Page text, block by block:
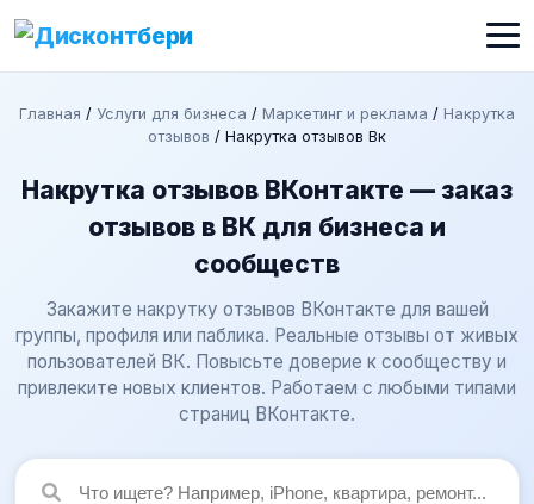
Главная / Услуги для бизнеса / Маркетинг и реклама / Накрутка
отзывов / Накрутка отзывов Вк
Накрутка отзывов ВКонтакте — заказ
отзывов в ВК для бизнеса и
сообществ
Закажите накрутку отзывов ВКонтакте для вашей
группы, профиля или паблика. Реальные отзывы от живых
пользователей ВК. Повысьте доверие к сообществу и
привлеките новых клиентов. Работаем с любыми типами
страниц ВКонтакте.